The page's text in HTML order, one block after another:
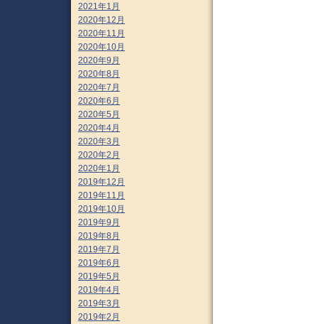
2021年1月
2020年12月
2020年11月
2020年10月
2020年9月
2020年8月
2020年7月
2020年6月
2020年5月
2020年4月
2020年3月
2020年2月
2020年1月
2019年12月
2019年11月
2019年10月
2019年9月
2019年8月
2019年7月
2019年6月
2019年5月
2019年4月
2019年3月
2019年2月